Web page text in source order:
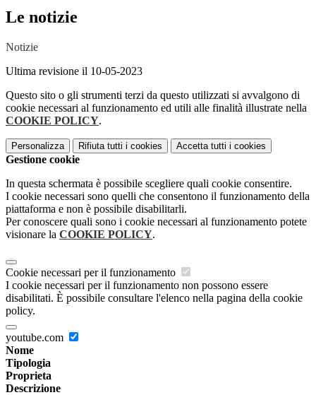
Le notizie
Notizie
Ultima revisione il 10-05-2023
Questo sito o gli strumenti terzi da questo utilizzati si avvalgono di
cookie necessari al funzionamento ed utili alle finalità illustrate nella
COOKIE POLICY.
Personalizza Rifiuta tutti i cookies Accetta tutti i cookies
Gestione cookie
In questa schermata è possibile scegliere quali cookie consentire.
I cookie necessari sono quelli che consentono il funzionamento della
piattaforma e non è possibile disabilitarli.
Per conoscere quali sono i cookie necessari al funzionamento potete
visionare la COOKIE POLICY.
Cookie necessari per il funzionamento
I cookie necessari per il funzionamento non possono essere
disabilitati. È possibile consultare l'elenco nella pagina della cookie
policy.
youtube.com
Nome
Tipologia
Proprieta
Descrizione